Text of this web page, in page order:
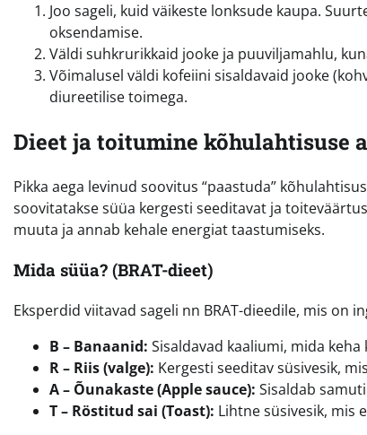
Joo sageli, kuid väikeste lonksude kaupa.
oksendamise.
Väldi suhkrurikkaid jooke ja puuviljamahlu,
Võimalusel väldi kofeiini sisaldavaid jooke
diureetilise toimega.
Dieet ja toitumine kõhulahtisuse
Pikka aega levinud soovitus “paastuda”
soovitatakse süüa kergesti seeditavat ja
muuta ja annab kehale energiat taastumiseks.
Mida süüa? (BRAT-dieet)
Eksperdid viitavad sageli nn BRAT-dieedile, mis
B – Banaanid: Sisaldavad kaaliumi, mida
R – Riis (valge): Kergesti seeditav süsivesik,
A – Õunakaste (Apple sauce): Sisaldab
T – Röstitud sai (Toast): Lihtne süsivesik, mis